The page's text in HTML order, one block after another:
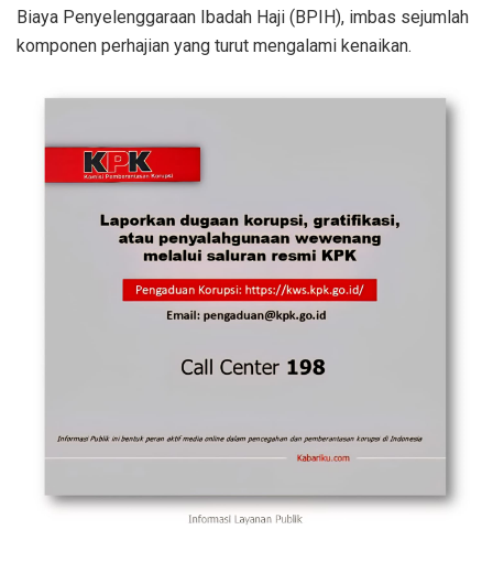
Biaya Penyelenggaraan Ibadah Haji (BPIH), imbas sejumlah
komponen perhajian yang turut mengalami kenaikan.